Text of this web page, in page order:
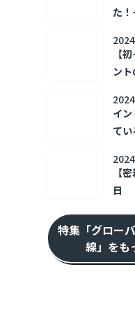
た
とこ
【
ン
イ
て
【
日
特集「グロー
線」をも